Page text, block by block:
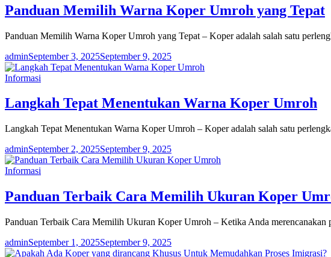
Panduan Memilih Warna Koper Umroh yang Tepat
Panduan Memilih Warna Koper Umroh yang Tepat – Koper adalah salah satu
adminSeptember 3, 2025September 9, 2025
Informasi
Langkah Tepat Menentukan Warna Koper Umroh
Langkah Tepat Menentukan Warna Koper Umroh – Koper adalah salah satu
adminSeptember 2, 2025September 9, 2025
Informasi
Panduan Terbaik Cara Memilih Ukuran Koper
Panduan Terbaik Cara Memilih Ukuran Koper Umroh – Ketika Anda
adminSeptember 1, 2025September 9, 2025